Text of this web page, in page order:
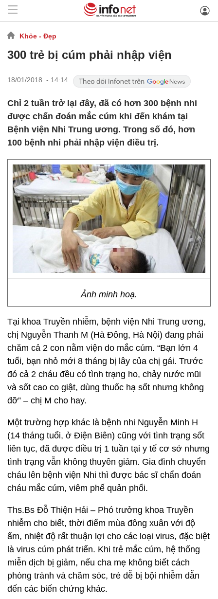
Khỏe - Đẹp
300 trẻ bị cúm phải nhập viện
18/01/2018 - 14:14
Chỉ 2 tuần trở lại đây, đã có hơn 300 bệnh nhi
được chẩn đoán mắc cúm khi đến khám tại
Bệnh viện Nhi Trung ương. Trong số đó, hơn
100 bệnh nhi phải nhập viện điều trị.
Ảnh minh hoạ.
Tại khoa Truyền nhiễm, bệnh viện Nhi Trung ương,
chị Nguyễn Thanh M (Hà Đông, Hà Nội) đang phải
chăm cả 2 con nằm viện do mắc cúm. “Bạn lớn 4
tuổi, bạn nhỏ mới 8 tháng bị lây của chị gái. Trước
đó cả 2 cháu đều có tình trạng ho, chảy nước mũi
và sốt cao co giật, dùng thuốc hạ sốt nhưng không
đỡ” – chị M cho hay.
Một trường hợp khác là bệnh nhi Nguyễn Minh H
(14 tháng tuổi, ở Điện Biên) cũng với tình trạng sốt
liên tục, đã được điều trị 1 tuần tại y tế cơ sở nhưng
tình trạng vẫn không thuyên giảm. Gia đình chuyển
cháu lên bệnh viện Nhi thì được bác sĩ chẩn đoán
cháu mắc cúm, viêm phế quản phổi.
Ths.Bs Đỗ Thiện Hải – Phó trưởng khoa Truyền
nhiễm cho biết, thời điểm mùa đông xuân với độ
ẩm, nhiệt độ rất thuận lợi cho các loại virus, đặc biệt
là virus cúm phát triển. Khi trẻ mắc cúm, hệ thống
miễn dịch bị giảm, nếu cha mẹ không biết cách
phòng tránh và chăm sóc, trẻ dễ bị bội nhiễm dẫn
đến các biến chứng khác.